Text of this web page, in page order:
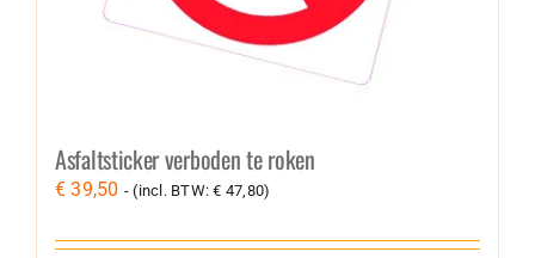
Asfaltsticker verboden te roken
€ 39,50 - (incl. BTW:€ 47,80)